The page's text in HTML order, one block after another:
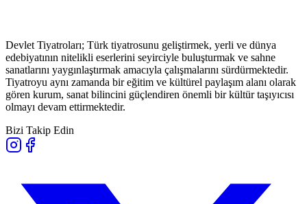
Devlet Tiyatroları; Türk tiyatrosunu geliştirmek, yerli ve dünya
edebiyatının nitelikli eserlerini seyirciyle buluşturmak ve sahne
sanatlarını yaygınlaştırmak amacıyla çalışmalarını sürdürmektedir.
Tiyatroyu aynı zamanda bir eğitim ve kültürel paylaşım alanı olarak
gören kurum, sanat bilincini güçlendiren önemli bir kültür taşıyıcısı
olmayı devam ettirmektedir.
Bizi Takip Edin